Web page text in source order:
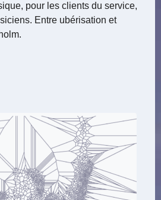
pour les clients du service,
Entre ubérisation et